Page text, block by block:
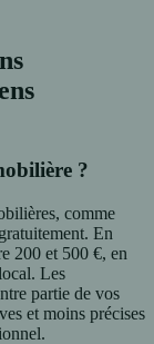
?
comme
En
200 et 500 €, en
Les
partie de vos
et moins précises